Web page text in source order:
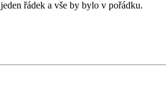
řádek a vše by bylo v pořádku.